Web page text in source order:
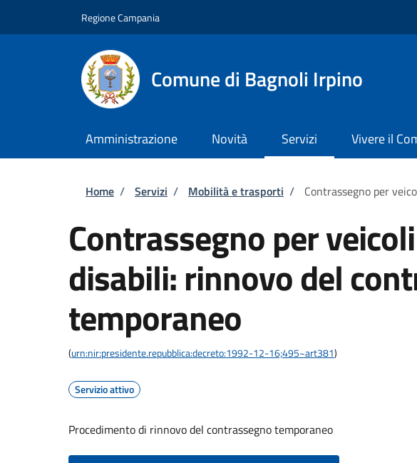
Regione Campania
Comune di Bagnoli Irpino
Amministrazione Novità Servizi Vivere il
Briciole di pane
Home / Servizi / Mobilità e trasporti / Contrassegno per
Contrassegno per
disabili: rinnovo del
temporaneo
(urn:nir:presidente.repubblica:decreto:1992-12-16;495~art381)
Servizio attivo
Procedimento di rinnovo del contrassegno temporaneo